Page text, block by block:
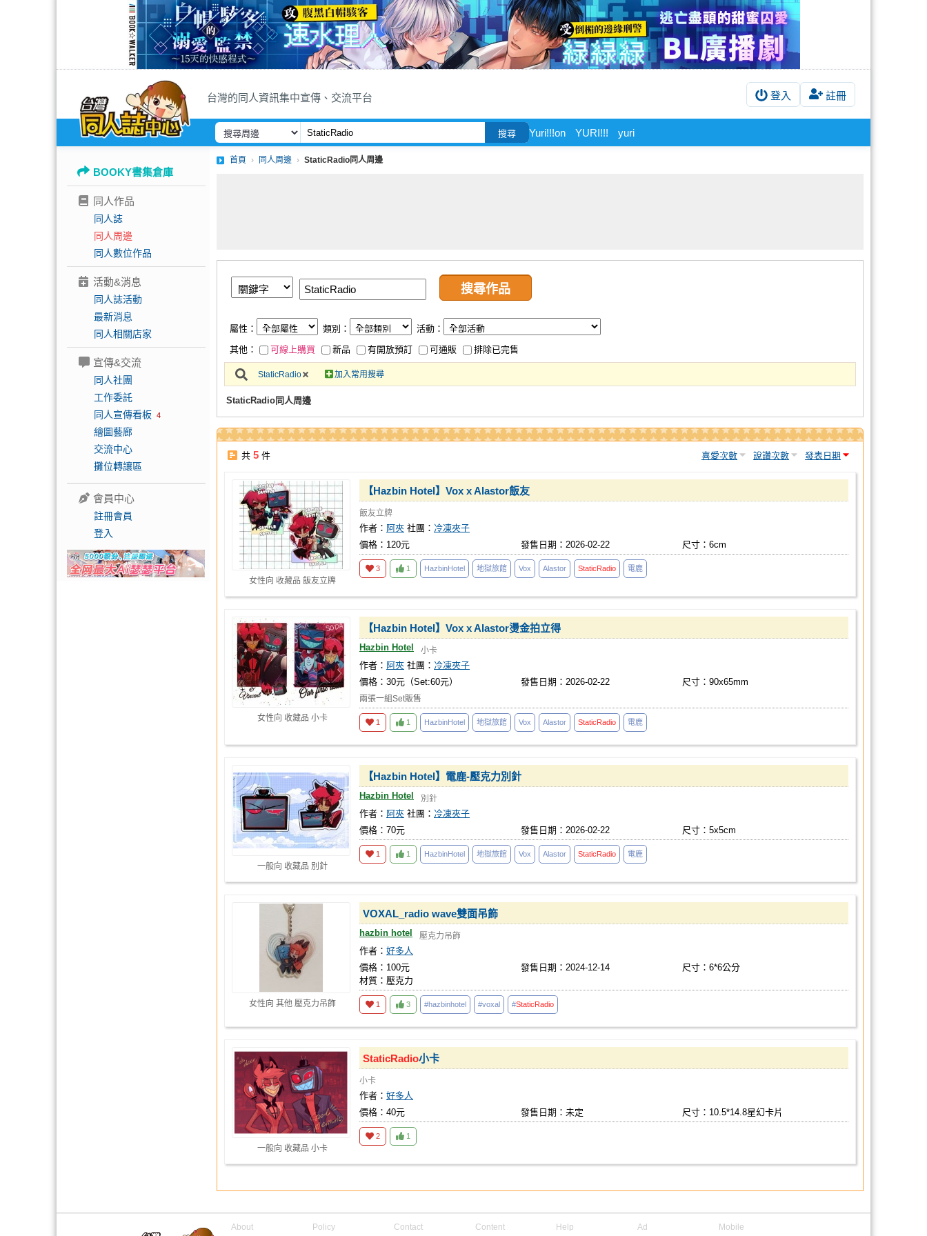
台灣的同人資訊集中宣傳、交流平台 登入 註冊
搜尋 Yuri!!!on YURI!!! yuri
BOOKY書集倉庫
同人作品
同人誌
同人周邊
同人數位作品
活動&消息
同人誌活動
最新消息
同人相關店家
宣傳&交流
同人社團
工作委託
同人宣傳看板 4
繪圖藝廊
交流中心
攤位轉讓區
會員中心
註冊會員
登入
首頁 同人周邊 StaticRadio同人周邊
屬性： 類別：
活動：
其他：
可線上購買 新品 有開放預訂 可通販 排除已完售
StaticRadio 加入常用搜尋
StaticRadio同人周邊
共 5 件 喜愛次數 說讚次數 發表日期
女性向 收藏品 飯友立牌
【Hazbin Hotel】Vox x Alastor飯友
飯友立牌
作者： 阿夾 社團： 冷凍夾子
價格：120元
發售日期：2026-02-22 尺寸：6cm
3 1 HazbinHotel 地獄旅館 Vox Alastor StaticRadio 電鹿
女性向 收藏品 小卡
【Hazbin Hotel】Vox x Alastor燙金拍立得
Hazbin Hotel 小卡
作者： 阿夾 社團： 冷凍夾子
價格：30元（Set:60元）
發售日期：2026-02-22 尺寸：90x65mm
兩張一組Set販售
1 1 HazbinHotel 地獄旅館 Vox Alastor StaticRadio 電鹿
一般向 收藏品 別針
【Hazbin Hotel】電鹿-壓克力別針
Hazbin Hotel 別針
作者： 阿夾 社團： 冷凍夾子
價格：70元
發售日期：2026-02-22 尺寸：5x5cm
1 1 HazbinHotel 地獄旅館 Vox Alastor StaticRadio 電鹿
女性向 其他 壓克力吊飾
VOXAL_radio wave雙面吊飾
hazbin hotel 壓克力吊飾
作者： 好多人
價格：100元
發售日期：2024-12-14
尺寸：6*6公分
材質：壓克力
1 3 #hazbinhotel #voxal #StaticRadio
一般向 收藏品 小卡
StaticRadio小卡
小卡
作者： 好多人
價格：40元
發售日期：未定 尺寸：10.5*14.8星幻卡片
2 1
About Policy Contact Content Help Ad Mobile